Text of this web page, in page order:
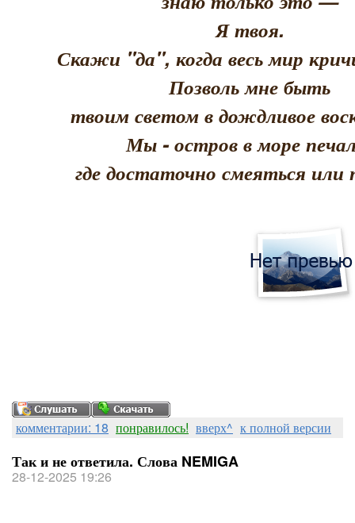
Я твоя.
Скажи "да", когда весь мир
Позволь мне быть
твоим светом в дождливое
Мы - остров в море
где достаточно смеяться или
комментарии: 18 понравилось! вверх^ к полной версии
Так и не ответила. Слова NEMIGA
28-12-2025 19:26